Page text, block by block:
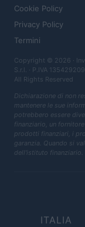
Cookie Policy
Privacy Policy
Termini
Copyright © 2026 ·
S.r.l. · P.IVA
All Rights Reserved
Dichiarazione di non
mantenere le sue
potrebbero essere
finanziario, un
prodotti finanziari, i
garanzia. Quando si
dell'istituto finanziario.
ITALIA